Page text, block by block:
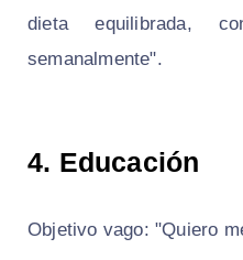
dieta equilibrada,
semanalmente".
4. Educación
Objetivo vago: "Quiero